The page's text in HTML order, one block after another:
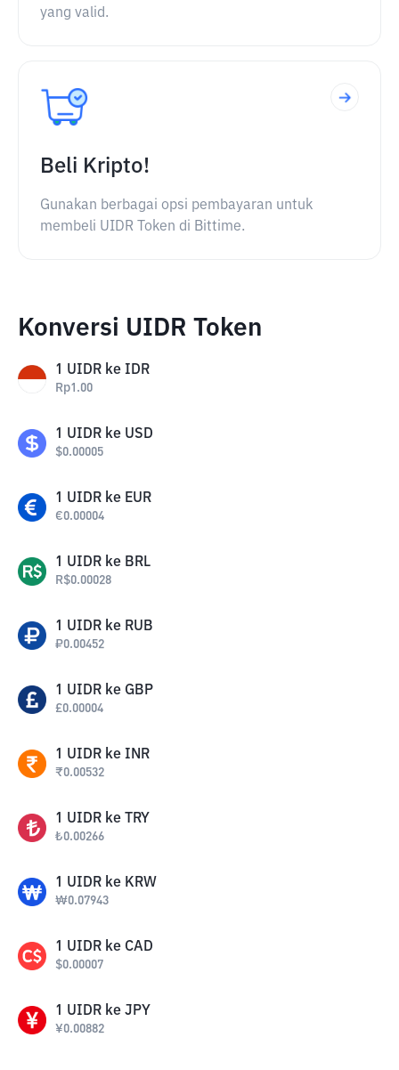
yang valid.
Beli Kripto!
Gunakan berbagai opsi pembayaran untuk
membeli UIDR Token di Bittime.
Konversi UIDR Token
1 UIDR ke IDR
Rp1.00
1 UIDR ke USD
$0.00005
1 UIDR ke EUR
€0.00004
1 UIDR ke BRL
R$0.00028
1 UIDR ke RUB
₽0.00452
1 UIDR ke GBP
£0.00004
1 UIDR ke INR
₹0.00532
1 UIDR ke TRY
₺0.00266
1 UIDR ke KRW
₩0.07943
1 UIDR ke CAD
$0.00007
1 UIDR ke JPY
¥0.00882